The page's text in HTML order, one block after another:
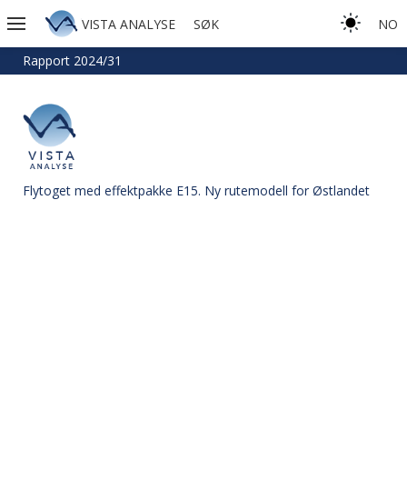
VISTA ANALYSE SØK NO
Rapport 2024/31
Flytoget med effektpakke E15. Ny rutemodell for Østlandet